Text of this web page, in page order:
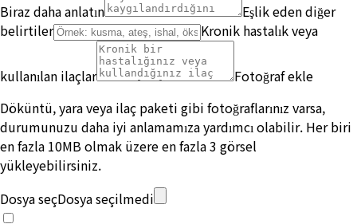
Biraz daha anlatın
Eşlik eden diğer
belirtiler
Kronik hastalık veya
kullanılan ilaçlar
Fotoğraf ekle
Döküntü, yara veya ilaç paketi gibi fotoğraflarınız varsa,
durumunuzu daha iyi anlamamıza yardımcı olabilir. Her biri
en fazla 10MB olmak üzere en fazla 3 görsel
yükleyebilirsiniz.
Dosya seçDosya seçilmedi